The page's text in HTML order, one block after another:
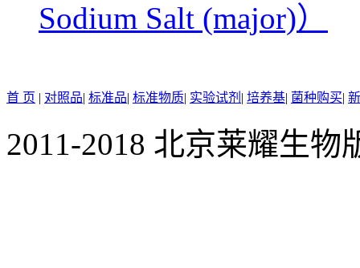
Sodium Salt (major)）
首 页 | 对照品| 标准品| 标准物质| 实验试剂 | 培养基| 菌种购买|
2011-2018 北京莱耀生物